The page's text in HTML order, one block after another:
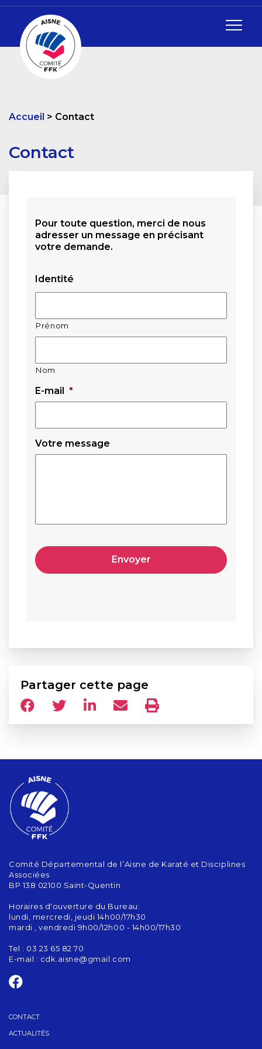
Accueil Contact
Contact
Pour toute question, merci de nous
adresser un message en précisant
votre demande.
Identité
Prénom
Nom
E-mail *
Votre message
Partager cette page
Comité Départemental de l’Aisne de Karaté et Disciplines
Associées
BP 138 02100 Saint-Quentin
Horaires d'ouverture du Bureau:
lundi, mercredi, jeudi 14h00/17h30
mardi , vendredi 9h00/12h00 - 14h00/17h30
Tel : 03 23 65 82 70
E-mail : cdk.aisne@gmail.com
CONTACT
ACTUALITÉS